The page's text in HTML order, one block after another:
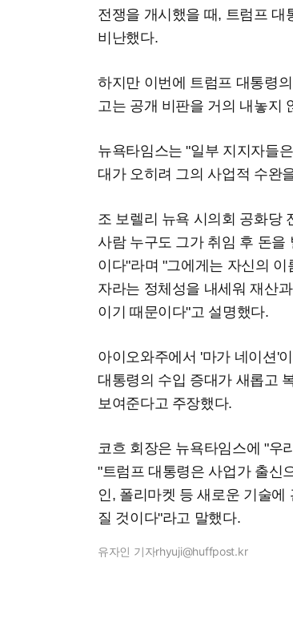
전쟁을 개시했을 때, 트럼프 대
비난했다.
하지만 이번에 트럼프 대통령
고는 공개 비판을 거의 내놓지
뉴욕타임스는 "일부 지지자들
대가 오히려 그의 사업적 수완
조 보렐리 뉴욕 시의회 공화당
사람 누구도 그가 취임 후 돈을
이다"라며 "그에게는 자신의
자라는 정체성을 내세워 재산
이기 때문이다"고 설명했다.
아이오와주에서 '마가 네이션'
대통령의 수입 증대가 새롭고
보여준다고 주장했다.
코흐 회장은 뉴욕타임스에 "우
"트럼프 대통령은 사업가 출신
인, 폴리마켓 등 새로운 기술에
질 것이다"라고 말했다.
유자인 기자rhyuji@huffpost.kr